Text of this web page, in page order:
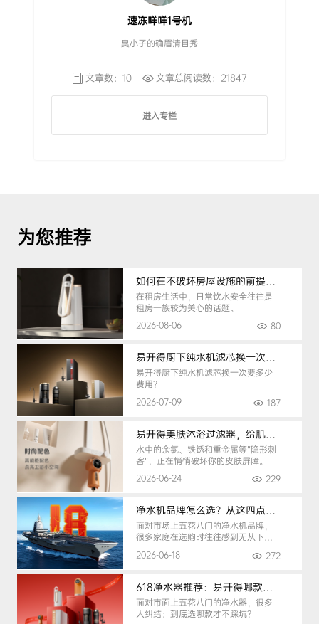
速冻咩咩1号机
臭小子的确眉清目秀
文章数：10 文章总阅读数：21847
进入专栏
为您推荐
如何在不破坏房屋设施的前提下，挑选到合适的租房净水器
在租房生活中，日常饮水安全往往是
租房一族较为关心的话题。
2026-08-06
80
易开得厨下纯水机滤芯换一次要多少钱
易开得厨下纯水机滤芯换一次要多少
费用？
2026-07-09
187
易开得美肤沐浴过滤器，给肌肤纯净呵护
水中的余氯、铁锈和重金属等“隐形刺
客”，正在悄悄破坏你的皮肤屏障。
2026-06-24
229
净水机品牌怎么选？从这四点入手，避开90%的选购陷阱
面对市场上五花八门的净水机品牌，
很多家庭在选购时往往感到无从下
手。
2026-06-18 272
618净水器推荐：易开得哪款最适合你？
面对市面上五花八门的净水器，很多
人纠结：到底选哪款才不踩坑？